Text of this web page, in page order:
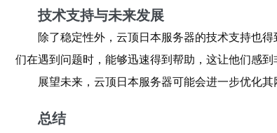
技术支持与未来发展
除了稳定性外，云顶日本服务器的技术支持也
们在遇到问题时，能够迅速得到帮助，这让他们感到
展望未来，云顶日本服务器可能会进一步优化
总结